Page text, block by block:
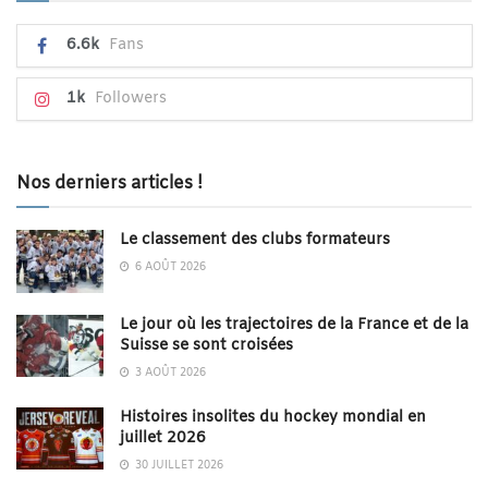
6.6k Fans
1k Followers
Nos derniers articles !
Le classement des clubs formateurs
6 AOÛT 2026
Le jour où les trajectoires de la France et de la
Suisse se sont croisées
3 AOÛT 2026
Histoires insolites du hockey mondial en
juillet 2026
30 JUILLET 2026